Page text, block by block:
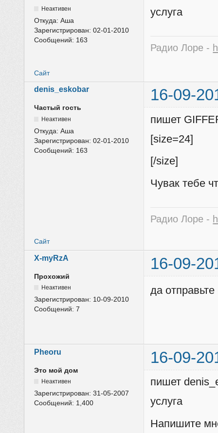
Неактивен
Откуда:Аша
Зарегистрирован:02-01-2010
Сообщений: 163
услуга
Радио Лоре -
Сайт
denis_eskobar 16-09-
Частый гость
Неактивен
Откуда:Аша
Зарегистрирован:02-01-2010
Сообщений: 163
пишет
[size=24]
[/size]
Чувак тебе
Радио Лоре -
Сайт
X-myRzA 16-09-
Прохожий
Неактивен
Зарегистрирован: 10-09-2010
Сообщений:7
да
Pheoru 16-09-
Это мой дом
Неактивен
Зарегистрирован:31-05-2007
Сообщений: 1,400
пишет
услуга
Напишите